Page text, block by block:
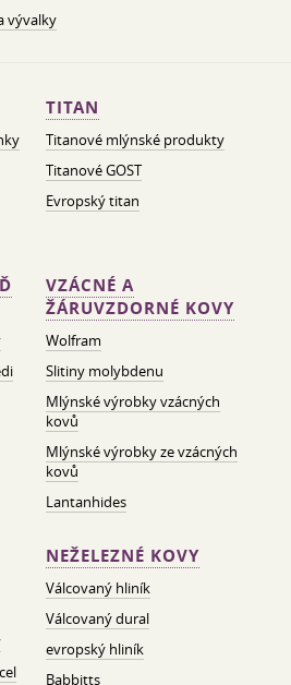
vývalky
TITAN
Titanové mlýnské produkty
Titanové GOST
Evropský titan
VZÁCNÉ A
ŽÁRUVZDORNÉ KOVY
Wolfram
Slitiny molybdenu
Mlýnské výrobky vzácných
kovů
Mlýnské výrobky ze vzácných
kovů
Lantanhides
NEŽELEZNÉ KOVY
Válcovaný hliník
Válcovaný dural
evropský hliník
Babbitts